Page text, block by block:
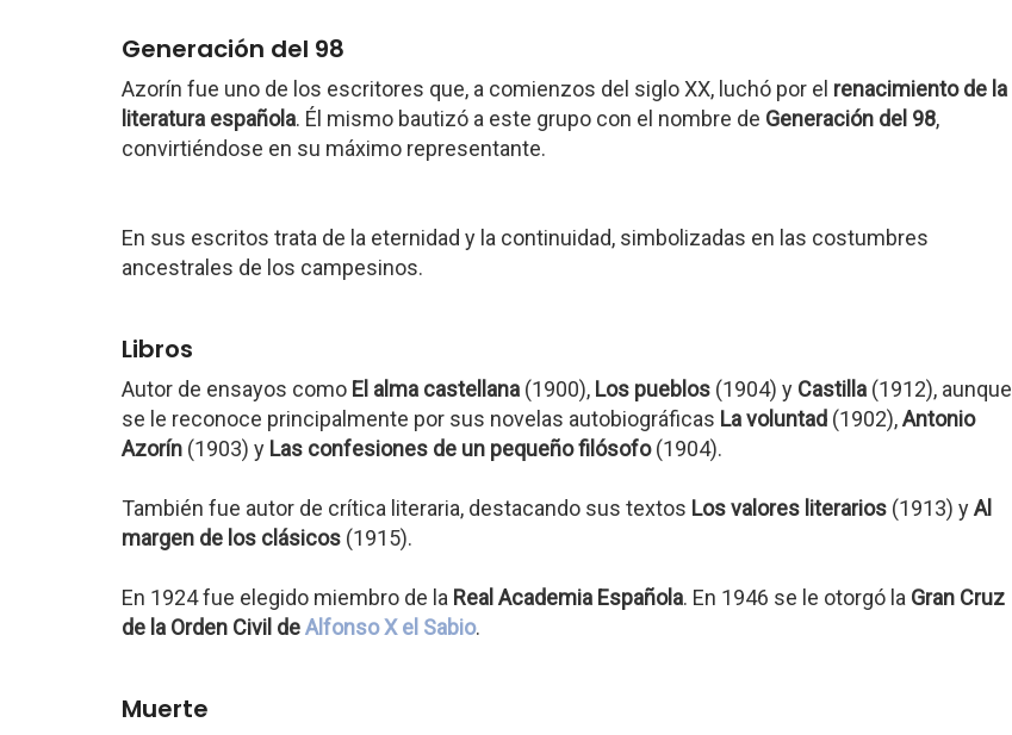
Generación del 98
Azorín fue uno de los escritores que, a comienzos del siglo XX, luchó por el renacimiento de la
literatura española. Él mismo bautizó a este grupo con el nombre de Generación del 98,
convirtiéndose en su máximo representante.
En sus escritos trata de la eternidad y la continuidad, simbolizadas en las costumbres
ancestrales de los campesinos.
Libros
Autor de ensayos como El alma castellana (1900), Los pueblos (1904) y Castilla (1912), aunque
se le reconoce principalmente por sus novelas autobiográficas La voluntad (1902),Antonio
Azorín (1903) y Las confesiones de un pequeño filósofo(1904).
También fue autor de crítica literaria, destacando sus textos Los valores literarios (1913) yAl
margen de los clásicos (1915).
En 1924 fue elegido miembro de la Real Academia Española. En 1946 se le otorgó la Gran Cruz
de la Orden Civil deAlfonso X el Sabio.
Muerte